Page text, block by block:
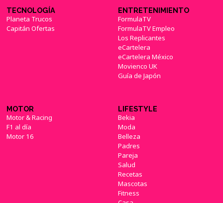
TECNOLOGÍA
Planeta Trucos
Capitán Ofertas
ENTRETENIMIENTO
FormulaTV
FormulaTV Empleo
Los Replicantes
eCartelera
eCartelera México
Movienco UK
Guía de Japón
MOTOR
Motor & Racing
F1 al día
Motor 16
LIFESTYLE
Bekia
Moda
Belleza
Padres
Pareja
Salud
Recetas
Mascotas
Fitness